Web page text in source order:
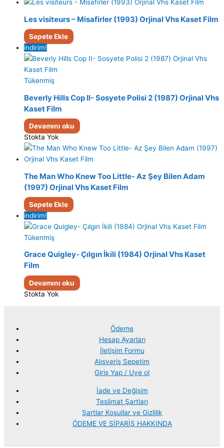
Les visiteurs – Misafirler (1993) Orjinal Vhs Kaset Film
Sepete Ekle
indirim!
Tükenmiş
Beverly Hills Cop II- Sosyete Polisi 2 (1987) Orjinal Vhs
Kaset Film
Devamını oku
Stokta Yok
The Man Who Knew Too Little- Az Şey Bilen Adam
(1997) Orjinal Vhs Kaset Film
Sepete Ekle
indirim!
Tükenmiş
Grace Quigley- Çılgın İkili (1984) Orjinal Vhs Kaset
Film
Devamını oku
Stokta Yok
Ödeme
Hesap Ayarları
İletişim Formu
Alışveriş Sepetim
Giriş Yap / Uye ol
İade ve Değişim
Teslimat Şartları
Şartlar Koşullar ve Gizlilik
ÖDEME VE SİPARİŞ HAKKINDA